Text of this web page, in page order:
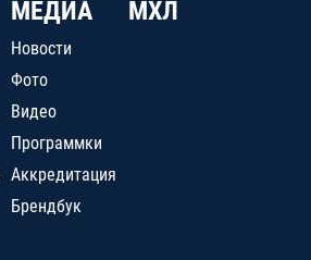
МЕДИА
Новости
Фото
Видео
Программки
Аккредитация
Брендбук
МХЛ